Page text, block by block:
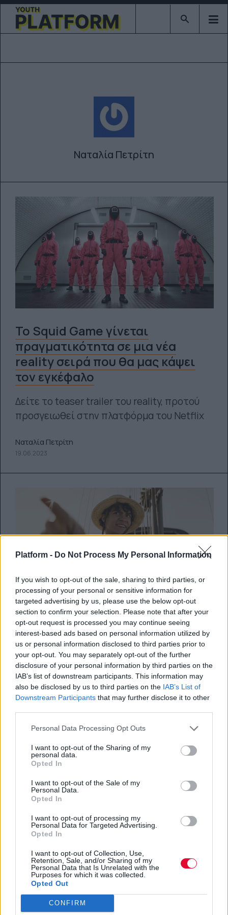
Platform - Do Not Process My Personal Information
If you wish to opt-out of the sale, sharing to third parties, or
processing of your personal or sensitive information for
targeted advertising by us, please use the below opt-out
section to confirm your selection. Please note that after your
opt-out request is processed you may continue seeing
interest-based ads based on personal information utilized by
us or personal information disclosed to third parties prior to
your opt-out. You may separately opt-out of the further
disclosure of your personal information by third parties on the
IAB’s list of downstream participants. This information may
also be disclosed by us to third parties on the IAB’s List of
Downstream Participants that may further disclose it to other
Personal Data Processing Opt Outs
I want to opt-out of the Sharing of my
personal data.
Opted In
I want to opt-out of the Sale of my
Personal Data.
Opted In
I want to opt-out of processing my
Personal Data for Targeted Advertising.
Opted In
I want to opt-out of Collection, Use,
Retention, Sale, and/or Sharing of my
Personal Data that Is Unrelated with the
Purposes for which it was collected.
Opted Out
CONFIRM
Type 2 or
Ναταλία Πετρίτη
Το Squid Game γίνεται
πραγματικότητα σε μια νέα
reality σειρά που θα μας κάψει
τον εγκέφαλο
Δείτε το teaser trailer του reality, προτού
προσγειωθεί στην πλατφόρμα του Netflix
Ναταλία Πετρίτη
19.06.2023
Το One Piece του Netflix αποκτά
trailer και ημερομηνία
κυκλοφορίας και εμείς δεν
βλέπουμε την ώρα!
Η διασκευή του άκρως επιτυχημένου
Ναταλία Πετρίτη
19.06.2023